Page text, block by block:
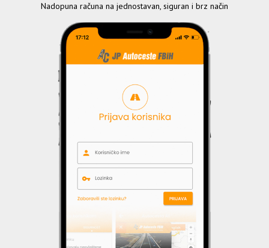
Nadopuna računa na jednostavan, siguran i brz način